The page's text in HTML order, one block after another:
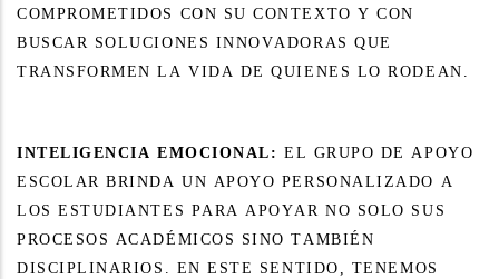
COMPROMETIDOS CON SU CONTEXTO Y CON
BUSCAR SOLUCIONES INNOVADORAS QUE
TRANSFORMEN LA VIDA DE QUIENES LO RODEAN.
INTELIGENCIA EMOCIONAL: EL GRUPO DE APOYO
ESCOLAR BRINDA UN APOYO PERSONALIZADO A
LOS ESTUDIANTES PARA APOYAR NO SOLO SUS
PROCESOS ACADÉMICOS SINO TAMBIÉN
DISCIPLINARIOS. EN ESTE SENTIDO, TENEMOS